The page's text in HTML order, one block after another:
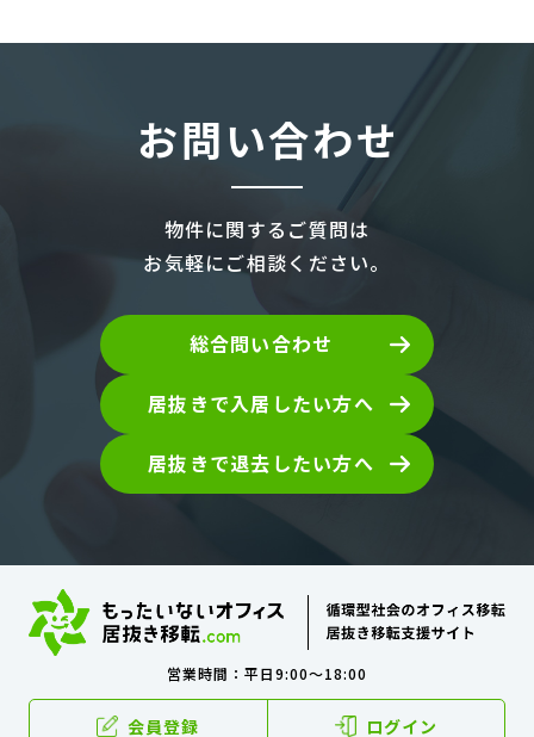
お問い合わせ
物件に関するご質問は
お気軽にご相談ください。
総合問い合わせ
居抜きで入居したい方へ
居抜きで退去したい方へ
営業時間：平日9:00～18:00
会員登録 ログイン